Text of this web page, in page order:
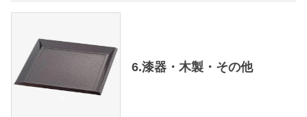
6.漆器・木製・その他